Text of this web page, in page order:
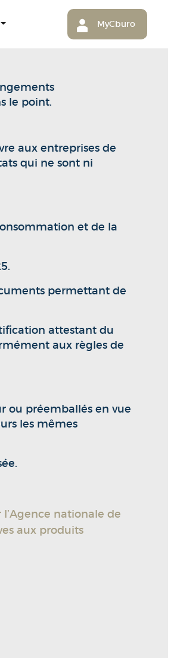
MyCburo
le point.
aux entreprises de
qui ne sont ni
et de la
permettant de
attestant du
aux règles de
ou préemballés en vue
les mêmes
nationale de
aux produits